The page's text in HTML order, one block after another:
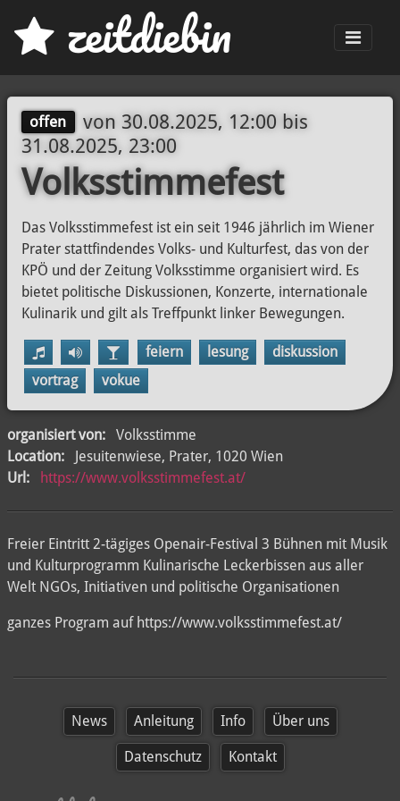
zeitdiebin
offen von30.08.2025, 12:00 bis
31.08.2025, 23:00
Volksstimmefest
Das Volksstimmefest ist ein seit 1946 jährlich im Wiener
Prater stattfindendes Volks- und Kulturfest, das von der
KPÖ und der Zeitung Volksstimme organisiert wird. Es
bietet politische Diskussionen, Konzerte, internationale
Kulinarik und gilt als Treffpunkt linker Bewegungen.
feiern lesung
diskussion
vortrag
vokue
organisiert von:
Volksstimme
Location:
Jesuitenwiese, Prater, 1020 Wien
Url:
https://www.volksstimmefest.at/
Freier Eintritt 2-tägiges Openair-Festival 3 Bühnen mit Musik
und Kulturprogramm Kulinarische Leckerbissen aus aller
Welt NGOs, Initiativen und politische Organisationen
ganzes Program auf https://www.volksstimmefest.at/
News Anleitung Info Über uns
Datenschutz Kontakt